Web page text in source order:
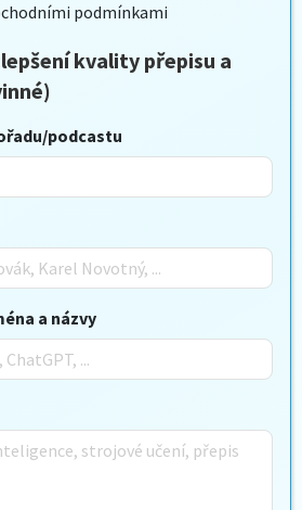
podmínkami
kvality přepisu a
podcastu
a názvy